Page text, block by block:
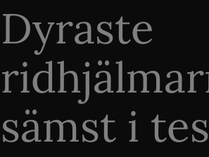
Dyraste
sämst i